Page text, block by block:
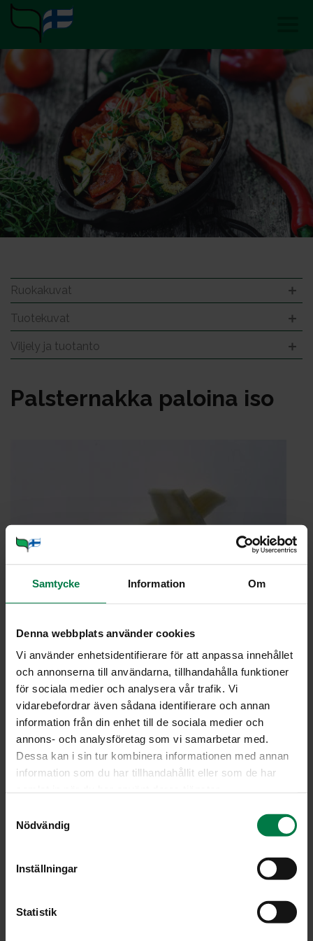
Samtycke Information Om
Denna webbplats använder cookies
Vi använder enhetsidentifierare för att anpassa innehållet
och annonserna till användarna, tillhandahålla funktioner
för sociala medier och analysera vår trafik. Vi
vidarebefordrar även sådana identifierare och annan
information från din enhet till de sociala medier och
annons- och analysföretag som vi samarbetar med.
Dessa kan i sin tur kombinera informationen med annan
information som du har tillhandahållit eller som de har
Nödvändig
Inställningar
Statistik
Ruokakuvat
Tuotekuvat
Viljely ja tuotanto
Pals­ter­nak­ka pa­loi­na iso